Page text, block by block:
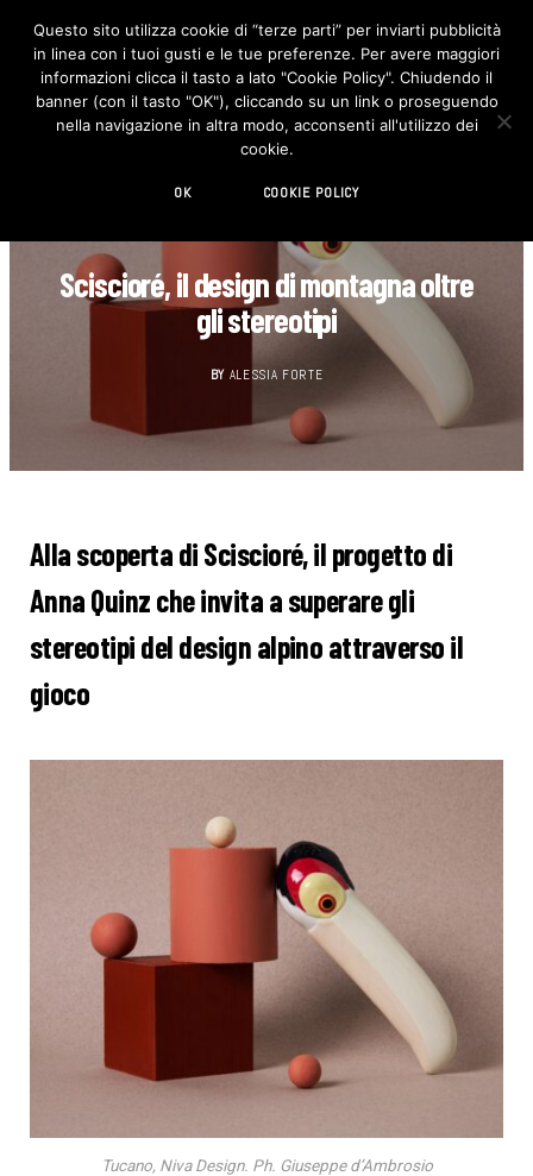
F
c
e
b
o
I
n
s
t
Sciscioré, il design di montagna oltre
gli stereotipi
BY ALESSIA FORTE
Alla scoperta di Sciscioré, il progetto di
Anna Quinz che invita a superare gli
stereotipi del design alpino attraverso il
gioco
Tucano, Niva Design. Ph. Giuseppe d’Ambrosio
Questo sito utilizza cookie di “terze parti” per inviarti pubblicità
in linea con i tuoi gusti e le tue preferenze. Per avere maggiori
informazioni clicca il tasto a lato "Cookie Policy". Chiudendo il
banner (con il tasto "OK"), cliccando su un link o proseguendo
nella navigazione in altra modo, acconsenti all'utilizzo dei
cookie.
OK COOKIE POLICY